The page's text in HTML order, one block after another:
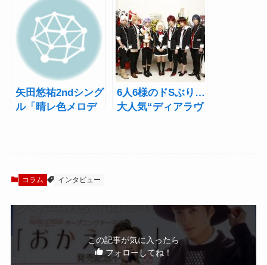
『DIABOLIK
LOVERS MB』稽古
場レポート
LOVERS MB』ビジ
ュアル＆公開
矢田悠祐2ndシング
ル「晴レ色メロデ
6人6様のドSぶり…
大人気“ディアラヴ
コラム インタビュー
この記事が気に入ったら
フォローしてね！